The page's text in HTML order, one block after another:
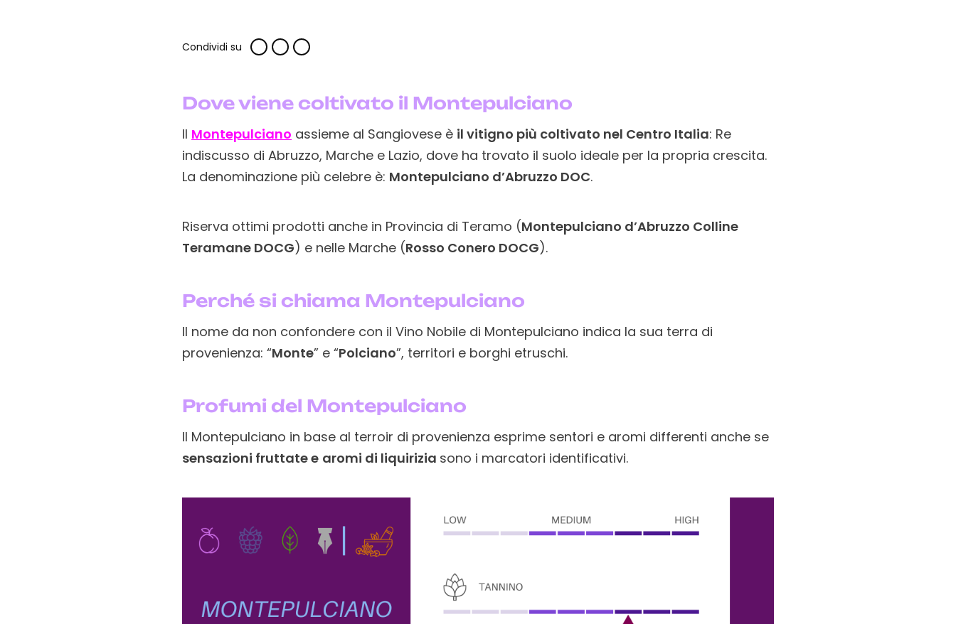
Condividi su
Dove viene coltivato il Montepulciano
Il Montepulciano assieme al Sangiovese è il vitigno più coltivato nel Centro Italia: Re
indiscusso di Abruzzo, Marche e Lazio, dove ha trovato il suolo ideale per la propria crescita.
La denominazione più celebre è: Montepulciano d’Abruzzo DOC.
Riserva ottimi prodotti anche in Provincia di Teramo (Montepulciano d’Abruzzo Colline
Teramane DOCG) e nelle Marche (Rosso Conero DOCG).
Perché si chiama Montepulciano
Il nome da non confondere con il Vino Nobile di Montepulciano indica la sua terra di
provenienza: “Monte” e “Polciano”, territori e borghi etruschi.
Profumi del Montepulciano
Il Montepulciano in base al terroir di provenienza esprime sentori e aromi differenti anche se
sensazioni fruttate e aromi di liquirizia sono i marcatori identificativi.